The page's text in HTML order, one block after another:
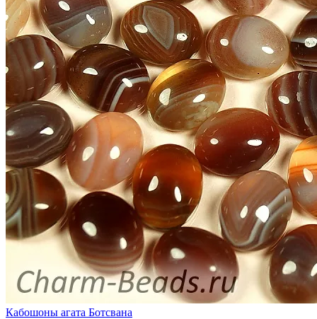
Кабошоны агата Ботсвана